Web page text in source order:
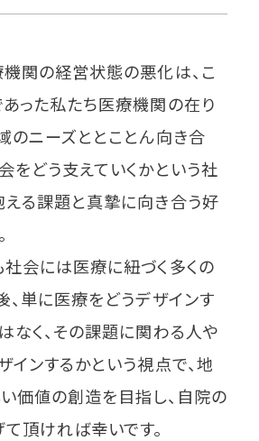
関の経営状態の悪化は、こ
った私たち医療機関の在り
のニーズととことん向き合
をどう支えていくかという社
る課題と真摯に向き合う好
会には医療に紐づく多くの
、単に医療をどうデザインす
なく、その課題に関わる人や
インするかという視点で、地
価値の創造を目指し、自院の
頂ければ幸いです。